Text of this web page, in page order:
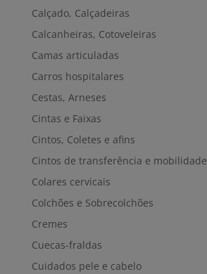
Calçado, Calçadeiras
Calcanheiras, Cotoveleiras
Camas articuladas
Carros hospitalares
Cestas, Arneses
Cintas e Faixas
Cintos, Coletes e afins
Cintos de transferência e mobilidade
Colares cervicais
Colchões e Sobrecolchões
Cremes
Cuecas-fraldas
Cuidados pele e cabelo